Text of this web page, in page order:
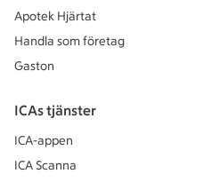
Apotek Hjärtat
Handla som företag
Gaston
ICAs tjänster
ICA-appen
ICA Scanna